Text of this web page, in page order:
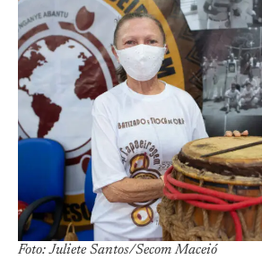
Foto: Juliete Santos/Secom Maceió